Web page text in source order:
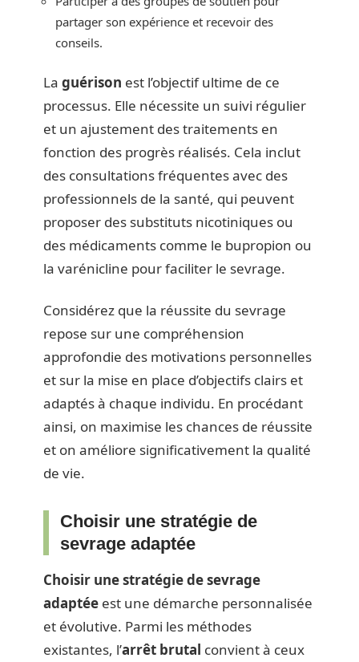
partager son expérience et recevoir des
conseils.
La guérison est l’objectif ultime de ce
processus. Elle nécessite un suivi régulier
et un ajustement des traitements en
fonction des progrès réalisés. Cela inclut
des consultations fréquentes avec des
professionnels de la santé, qui peuvent
proposer des substituts nicotiniques ou
des médicaments comme le bupropion ou
la varénicline pour faciliter le sevrage.
Considérez que la réussite du sevrage
repose sur une compréhension
approfondie des motivations personnelles
et sur la mise en place d’objectifs clairs et
adaptés à chaque individu. En procédant
ainsi, on maximise les chances de réussite
et on améliore significativement la qualité
de vie.
Choisir une stratégie de
sevrage adaptée
Choisir une stratégie de sevrage
adaptée est une démarche personnalisée
et évolutive. Parmi les méthodes
existantes, l’arrêt brutal convient à ceux